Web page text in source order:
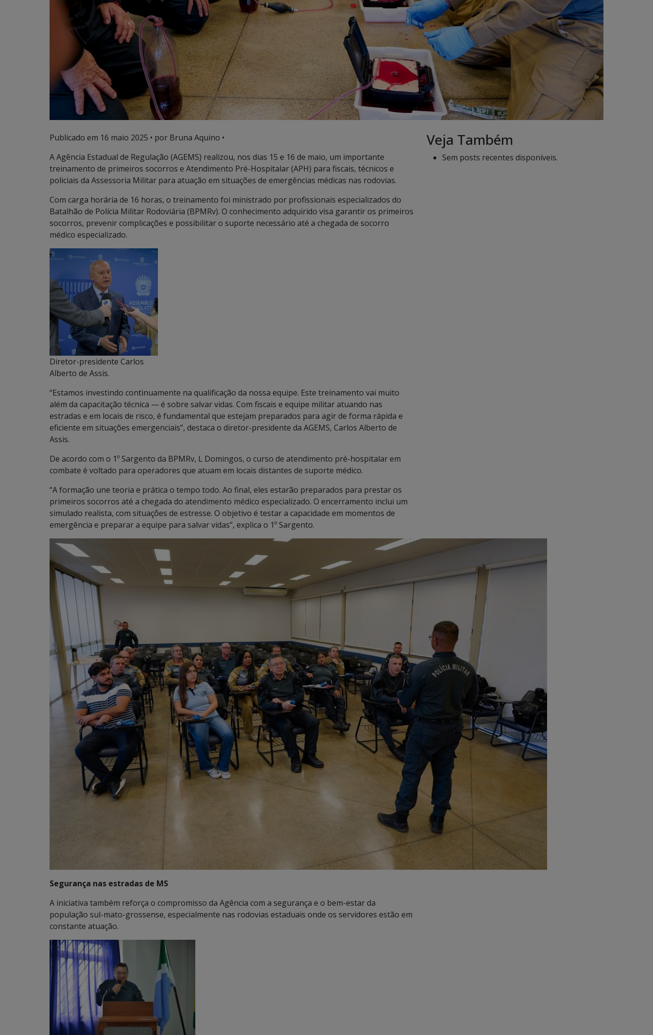
Publicado em 16 maio 2025 • por Bruna Aquino •
A Agência Estadual de Regulação (AGEMS) realizou, nos dias 15 e 16 de maio, um importante
treinamento de primeiros socorros e Atendimento Pré-Hospitalar (APH) para fiscais, técnicos e
policiais da Assessoria Militar para atuação em situações de emergências médicas nas rodovias.
Com carga horária de 16 horas, o treinamento foi ministrado por profissionais especializados do
Batalhão de Polícia Militar Rodoviária (BPMRv). O conhecimento adquirido visa garantir os primeiros
socorros, prevenir complicações e possibilitar o suporte necessário até a chegada de socorro
médico especializado.
Diretor-presidente Carlos
Alberto de Assis.
“Estamos investindo continuamente na qualificação da nossa equipe. Este treinamento vai muito
além da capacitação técnica — é sobre salvar vidas. Com fiscais e equipe militar atuando nas
estradas e em locais de risco, é fundamental que estejam preparados para agir de forma rápida e
eficiente em situações emergenciais”, destaca o diretor-presidente da AGEMS, Carlos Alberto de
Assis.
De acordo com o 1º Sargento da BPMRv, L Domingos, o curso de atendimento pré-hospitalar em
combate é voltado para operadores que atuam em locais distantes de suporte médico.
“A formação une teoria e prática o tempo todo. Ao final, eles estarão preparados para prestar os
primeiros socorros até a chegada do atendimento médico especializado. O encerramento inclui um
simulado realista, com situações de estresse. O objetivo é testar a capacidade em momentos de
emergência e preparar a equipe para salvar vidas”, explica o 1º Sargento.
Segurança nas estradas de MS
A iniciativa também reforça o compromisso da Agência com a segurança e o bem-estar da
população sul-mato-grossense, especialmente nas rodovias estaduais onde os servidores estão em
constante atuação.
Veja Também
Sem posts recentes disponíveis.